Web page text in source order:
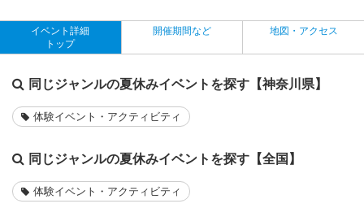
イベント詳細
トップ
開催期間など 地図・アクセス
同じジャンルの夏休みイベントを探す【神奈川県】
体験イベント・アクティビティ
同じジャンルの夏休みイベントを探す【全国】
体験イベント・アクティビティ